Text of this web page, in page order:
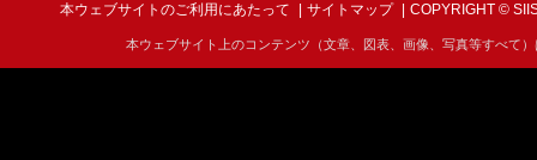
本ウェブサイトのご利用にあたって
サイトマップ COPYRIGHT ©
本ウェブサイト上のコンテンツ（文章、図表、画像、写真等すべて